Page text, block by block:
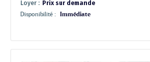
Loyer : Prix sur demande
Disponibilité : Immédiate